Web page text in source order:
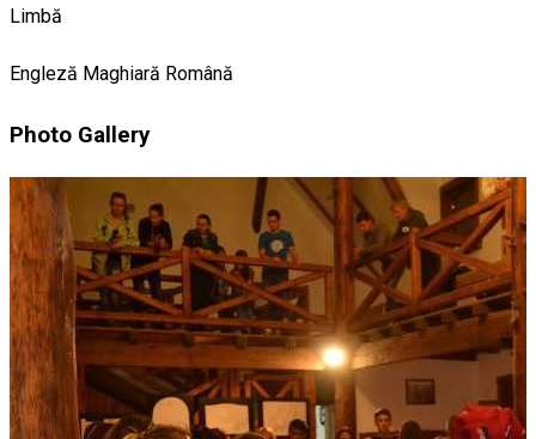
Limbă
Engleză Maghiară Română
Photo Gallery